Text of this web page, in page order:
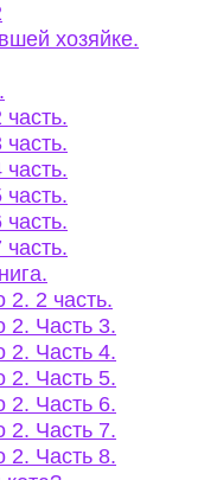
хозяйке.
2. 2 часть.
2. Часть 3.
2. Часть 4.
2. Часть 5.
2. Часть 6.
2. Часть 7.
2. Часть 8.